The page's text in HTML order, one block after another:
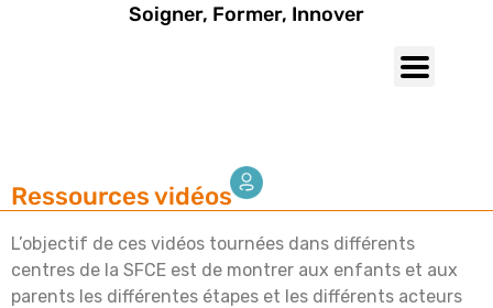
Soigner, Former, Innover
Ressources vidéos
L’objectif de ces vidéos tournées dans différents
centres de la SFCE est de montrer aux enfants et aux
parents les différentes étapes et les différents acteurs